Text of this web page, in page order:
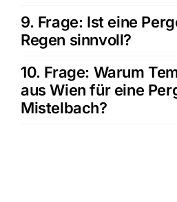
9. Frage: Ist eine
Regen sinnvoll?
10. Frage: Warum
aus Wien für eine
Mistelbach?